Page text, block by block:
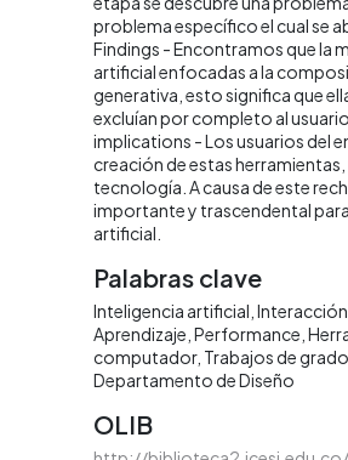
problema específico el cual se
Findings - Encontramos que la
artificial enfocadas a la
generativa, esto significa que
excluían por completo al
implications - Los usuarios del
creación de estas
tecnología. A causa de este
importante y trascendental
artificial.
Palabras clave
Inteligencia artificial Interacción
Aprendizaje Performance
computador Trabajos de grado
Departamento de Diseño
OLIB